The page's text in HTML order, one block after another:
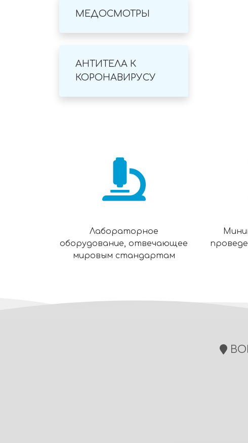
МЕДОСМОТРЫ
АНТИТЕЛА К
КОРОНАВИРУСУ
Лабораторное
оборудование, отвечающее
мировым стандартам